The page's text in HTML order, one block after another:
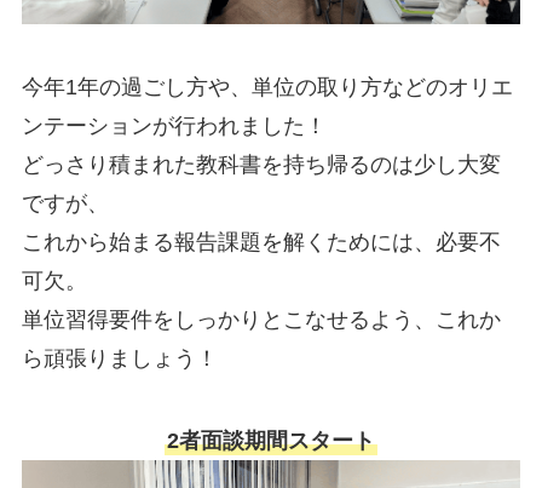
今年1年の過ごし方や、単位の取り方などのオリエ
ンテーションが行われました！
どっさり積まれた教科書を持ち帰るのは少し大変
ですが、
これから始まる報告課題を解くためには、必要不
可欠。
単位習得要件をしっかりとこなせるよう、これか
ら頑張りましょう！
2者面談期間スタート